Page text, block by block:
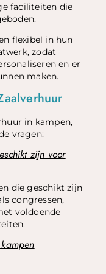
faciliteiten die
flexibel in hun
zodat
en er
maken.
in kampen,
vragen:
zijn voor
die geschikt zijn
congressen,
voldoende